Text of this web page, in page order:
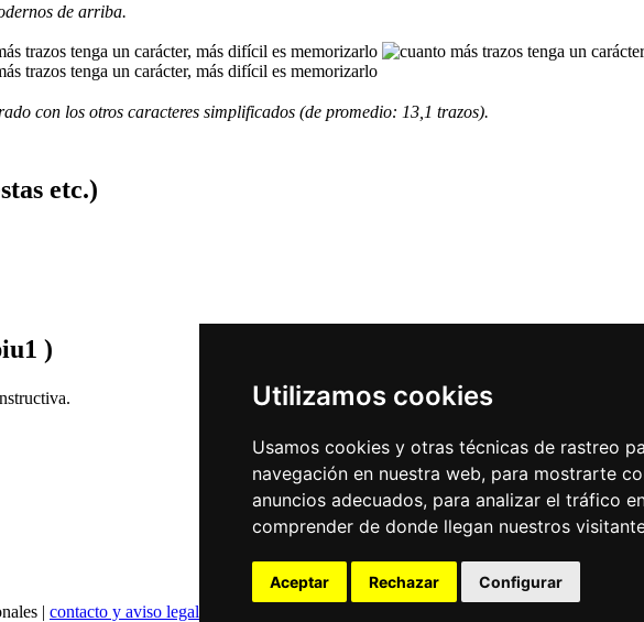
Utilizamos cookies
Usamos cookies y otras técnicas de rastreo
navegación en nuestra web, para mostrarte
anuncios adecuados, para analizar el tráfico
comprender de donde llegan nuestros
Aceptar Rechazar Configurar
de arriba.
con los otros caracteres simplificados (de promedio: 13,1 trazos).
etc.)
)
| contacto y aviso legal